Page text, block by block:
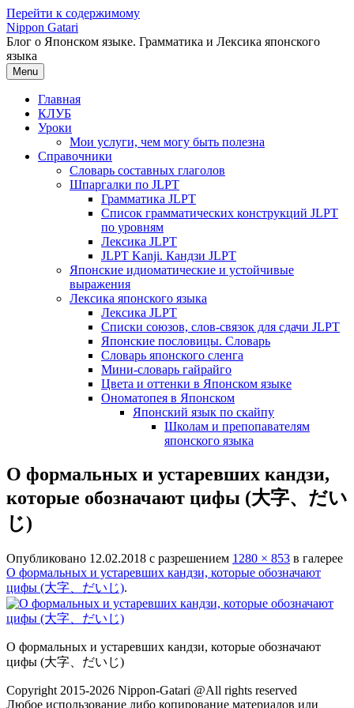
Перейти к содержимому
Nippon Gatari
Блог о Японском языке. Грамматика и Лексика японского
языка
Menu
Главная
КЛУБ
Уроки
Мои услуги, чем могу быть полезна
Справочники
Словарь составных глаголов
Шпаргалки по JLPT
Грамматика JLPT
Список грамматических конструкций JLPT
по уровням
Лексика JLPT
JLPT Kanji. Кандзи JLPT
Японские идиоматические и устойчивые
выражения
Лексика японского языка
Лексика JLPT
Списки союзов, слов-связок для сдачи JLPT
Японские пословицы. Словарь
Словарь японского сленга
Мини-словарь гайрайго
Цвета и оттенки в Японском языке
Ономатопея в Японском
Японский язык по скайпу
Школам и препопавателям
японского языка
О формальных и устаревших кандзи,
которые обозначают цифы (大字、だい
じ)
Опубликовано 12.02.2018 с разрешением 1280 × 853 в галерее
О формальных и устаревших кандзи, которые обозначают
цифы (大字、だいじ).
О формальных и устаревших кандзи, которые обозначают
цифы (大字、だいじ)
Copyright 2015-2026 Nippon-Gatari @All rights reserved
Любое использование либо копирование материалов или